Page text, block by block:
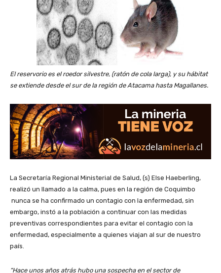
El reservorio es el roedor silvestre, (ratón de cola larga), y su hábitat
se extiende desde el sur de la región de Atacama hasta Magallanes.
La Secretaría Regional Ministerial de Salud, (s) Else Haeberling,
realizó un llamado a la calma, pues en la región de Coquimbo
nunca se ha confirmado un contagio con la enfermedad, sin
embargo, instó a la población a continuar con las medidas
preventivas correspondientes para evitar el contagio con la
enfermedad, especialmente a quienes viajan al sur de nuestro
país.
“Hace unos años atrás hubo una sospecha en el sector de